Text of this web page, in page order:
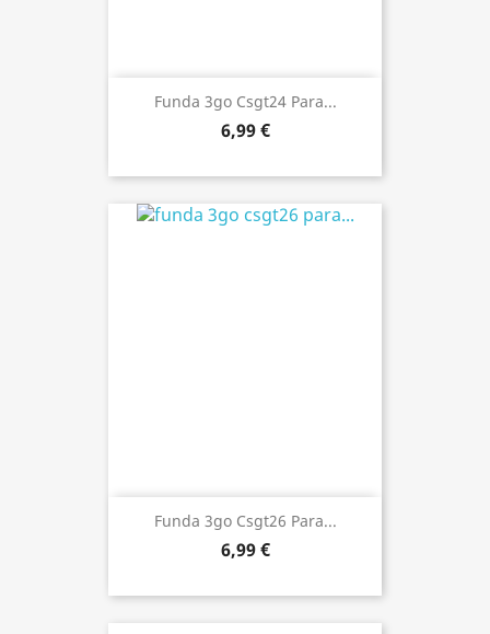
Funda 3go Csgt24 Para...
6,99 €
Funda 3go Csgt26 Para...
6,99 €